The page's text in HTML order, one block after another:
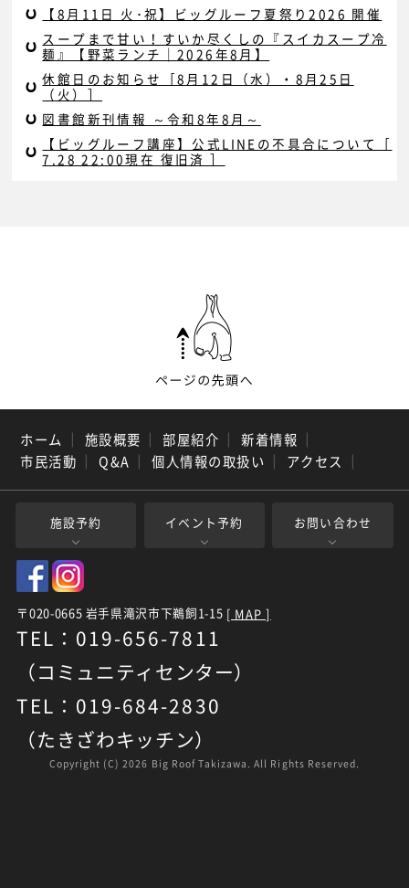
【8月11日 火･祝】ビッグルーフ夏祭り2026 開催
スープまで甘い！すいか尽くしの『スイカスープ冷
麺』【野菜ランチ｜2026年8月】
休館日のお知らせ［8月12日（水）・8月25日
（火）］
図書館新刊情報 ～令和8年8月～
【ビッグルーフ講座】公式LINEの不具合について［
7.28 22:00現在 復旧済 ］
ホーム ｜ 施設概要 ｜ 部屋紹介 ｜ 新着情報 ｜
市民活動 ｜ Q&A ｜ 個人情報の取扱い ｜ アクセス ｜
施設予約 イベント予約 お問い合わせ
〒020-0665 岩手県滝沢市下鵜飼1-15 [ MAP ]
TEL：019-656-7811
（コミュニティセンター）
TEL：019-684-2830
（たきざわキッチン）
Copyright (C)2026 Big Roof Takizawa. All Rights Reserved.